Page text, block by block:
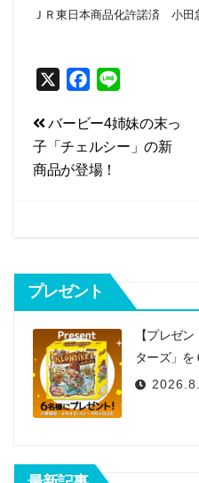
ＪＲ東日本商品化許諾済 小田
c
e
b
n
e
投
稿
ー
シ
ョ
ン
バービー4姉妹の末っ
子「チェルシー」の新
商品が登場！
プレゼント
【プレゼ
ターズ」を